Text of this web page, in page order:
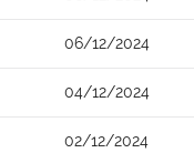
06/12/2024
04/12/2024
02/12/2024